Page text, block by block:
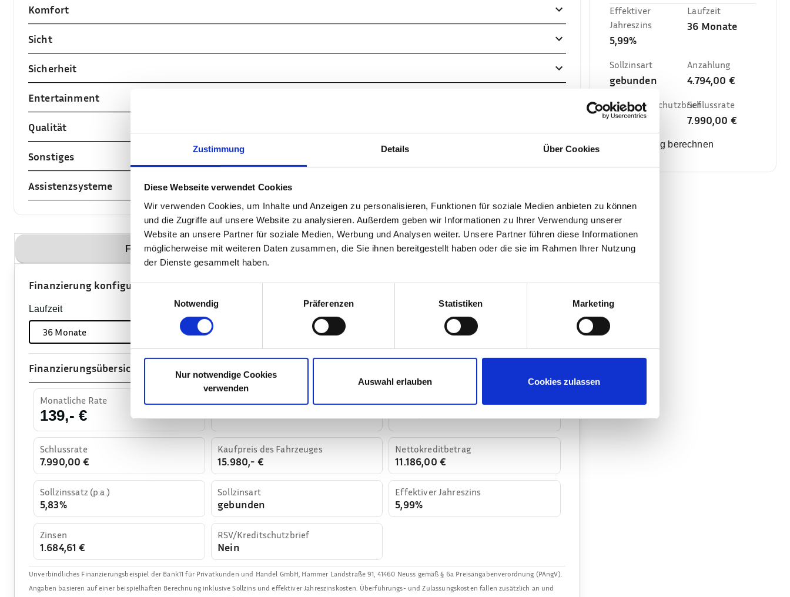
Zustimmung Details Über Cookies
Diese Webseite verwendet Cookies
Wir verwenden Cookies, um Inhalte und Anzeigen zu personalisieren, Funktionen für soziale Medien anbieten zu können
und die Zugriffe auf unsere Website zu analysieren. Außerdem geben wir Informationen zu Ihrer Verwendung unserer
Website an unsere Partner für soziale Medien, Werbung und Analysen weiter. Unsere Partner führen diese Informationen
möglicherweise mit weiteren Daten zusammen, die Sie ihnen bereitgestellt haben oder die sie im Rahmen Ihrer Nutzung
der Dienste gesammelt haben.
Einwilligungsauswahl
Notwendig
Präferenzen Statistiken Marketing
Nur notwendige Cookies
verwenden
Auswahl erlauben Cookies zulassen
Komfort
Sicht
Sicherheit
Entertainment
Qualität
Sonstiges
Assistenzsysteme
Finanzierung Leasing
Finanzierung konfigurieren
Laufzeit
36 Monate
Anzahlung
Finanzierungsübersicht (Details)
Monatliche Rate
139,- €
Laufzeit Anzahlung
Schlussrate
7.990,00 €
Kaufpreis des Fahrzeuges
15.980,- €
Nettokreditbetrag
11.186,00 €
Sollzinssatz (p.a.)
5,83%
Sollzinsart
gebunden
Effektiver Jahreszins
5,99%
Zinsen
1.684,61 €
RSV/Kreditschutzbrief
Nein
Unverbindliches Finanzierungsbeispiel der Bank11 für Privatkunden und Handel GmbH, Hammer Landstraße 91, 41460 Neuss gemäß § 6a Preisangabenverordnung (PAngV).
Angaben basieren auf einer beispielhaften Berechnung inklusive Sollzins und effektiver Jahreszinskosten. Überführungs- und Zulassungskosten fallen zusätzlich an und
Effektiver
Jahreszins
5,99%
Laufzeit
36 Monate
Sollzinsart
gebunden
Anzahlung
4.794,00 €
RSV/Kreditschutzbrief
Nein
Schlussrate
7.990,00 €
Finanzierung berechnen